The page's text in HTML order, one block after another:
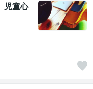
児童心